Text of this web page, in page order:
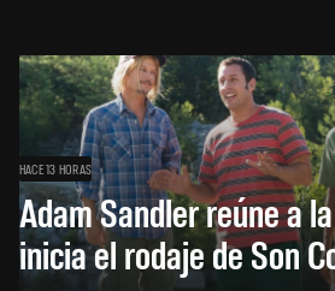
HACE 13 HORAS
Adam Sandler reúne a
inicia el rodaje de Son